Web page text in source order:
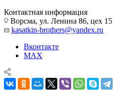
Контактная информация
Ворсма, ул. Ленина 86, цех 15
kasatkin-brothers@yandex.ru
Вконтакте
MAX